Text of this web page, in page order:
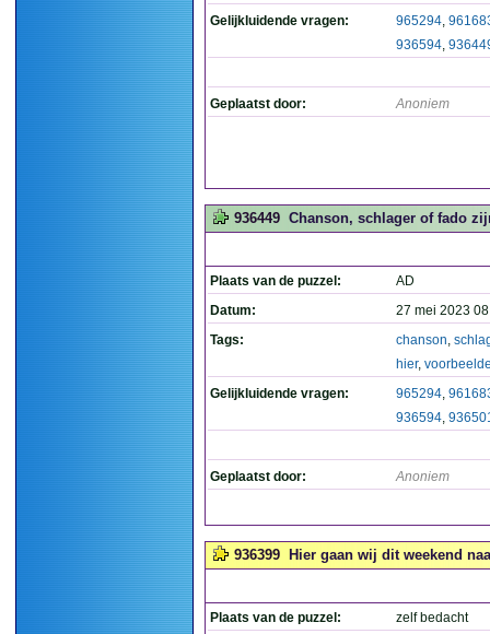
Gelijkluidende vragen:
965294,
936594,
Geplaatst door: Anoniem
936449 Chanson, schlager of fado
Plaats van de puzzel:
AD
Datum:
27 mei 2023
Tags:
chanson,
hier,
Gelijkluidende vragen:
965294,
936594,
Geplaatst door: Anoniem
936399 Hier gaan wij dit weekend
Plaats van de puzzel:
zelf bedacht